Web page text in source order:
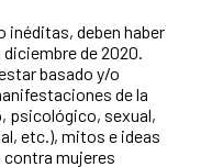
inéditas, deben haber
de 2020.
basado y/o
de la
psicológico, sexual,
etc.), mitos e ideas
contra mujeres